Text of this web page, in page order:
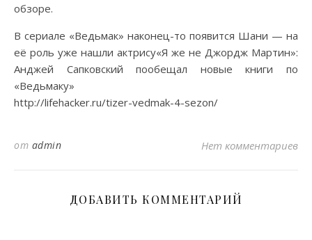
обзоре.
В сериале «Ведьмак» наконец-то появится Шани — на
её роль уже нашли актрису«Я же не Джордж Мартин»:
Анджей Сапковский пообещал новые книги по
«Ведьмаку»
http://lifehacker.ru/tizer-vedmak-4-sezon/
от admin Нет комментариев
ДОБАВИТЬ КОММЕНТАРИЙ